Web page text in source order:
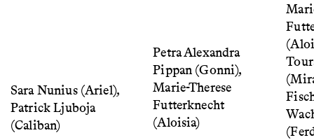
Sara Nunius (Ariel),
Patrick Ljuboja
(Caliban)
Petra Alexandra
Pippan (Gonni),
Marie-Therese
Futterknecht
(Aloisia)